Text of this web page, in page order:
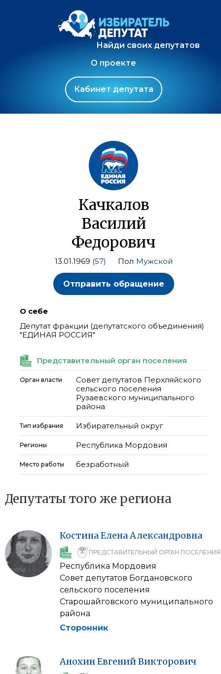
Найди своих депутатов
О проекте
Кабинет депутата
Качкалов
Василий
Федорович
13.01.1969 (57) Пол Мужской
Отправить обращение
О себе
Депутат фракции (депутатского объединения)
"ЕДИНАЯ РОССИЯ"
Представительный орган поселения
Орган власти
Совет депутатов Перхляйского
сельского поселения
Рузаевского муниципального
района
Тип избрания Избирательный округ
Регионы Республика Мордовия
Место работы безработный
Депутаты того же региона
КостинаЕленаАлександровна
ПРЕДСТАВИТЕЛЬНЫЙ ОРГАН ПОСЕЛЕНИЯ
Республика Мордовия
Совет депутатов Богдановского
сельского поселения
Старошайговского муниципального
района
Сторонник
АнохинЕвгенийВикторович